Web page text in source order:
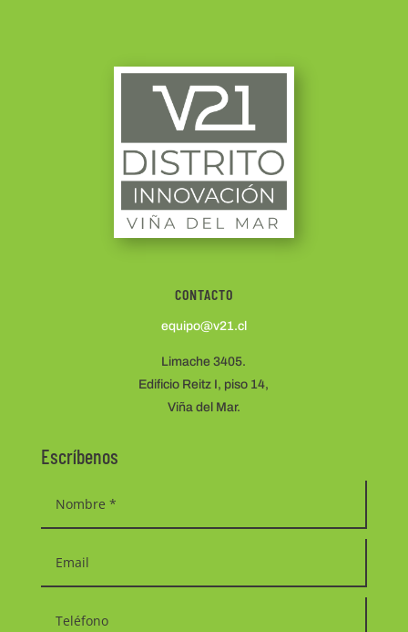
CONTACTO
equipo@v21.cl
Limache 3405.
Edificio Reitz I, piso 14,
Viña del Mar.
Escríbenos